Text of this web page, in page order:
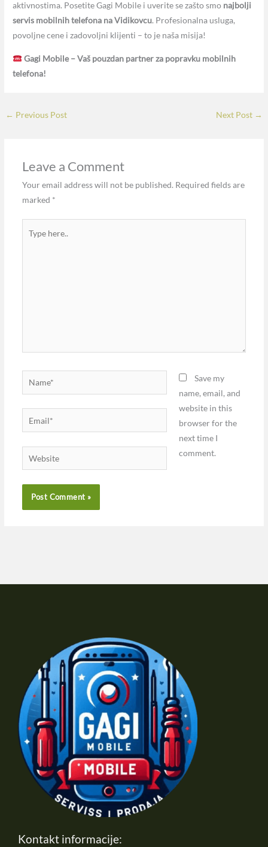
aktivnostima. Posetite Gagi Mobile i uverite se zašto smo najbolji
servis mobilnih telefona na Vidikovcu. Profesionalna usluga,
povoljne cene i zadovoljni klijenti – to je naša misija!
Gagi Mobile – Vaš pouzdan partner za popravku mobilnih
telefona!
← Previous Post Next Post →
Leave a Comment
Your email address will not be published. Required fields are
marked *
here..
Name*
Email*
Website
Save my
name, email, and
website in this
browser for the
next time I
comment.
Kontakt informacije: